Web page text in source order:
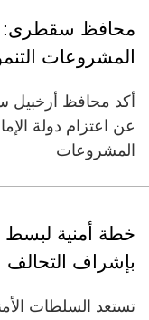
محافظ سقطرى:
المشروعات
أكد محافظ أرخبيل
عن اعتزام دولة
المشروعات
خطة أمنية
بإشراف التحالف
تستعد السلطات